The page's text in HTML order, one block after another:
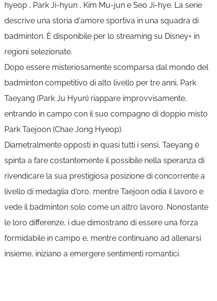
hyeop , Park Ji-hyun , Kim Mu-jun e Seo Ji-hye. La serie
descrive una storia d'amore sportiva in una squadra di
badminton. È disponibile per lo streaming su Disney+ in
regioni selezionate.
Dopo essere misteriosamente scomparsa dal mondo del
badminton competitivo di alto livello per tre anni, Park
Taeyang (Park Ju Hyun) riappare improvvisamente,
entrando in campo con il suo compagno di doppio misto
Park Taejoon (Chae Jong Hyeop).
Diametralmente opposti in quasi tutti i sensi, Taeyang è
spinta a fare costantemente il possibile nella speranza di
rivendicare la sua prestigiosa posizione di concorrente a
livello di medaglia d'oro, mentre Taejoon odia il lavoro e
vede il badminton solo come un altro lavoro. Nonostante
le loro differenze, i due dimostrano di essere una forza
formidabile in campo e, mentre continuano ad allenarsi
insieme, iniziano a emergere sentimenti romantici.